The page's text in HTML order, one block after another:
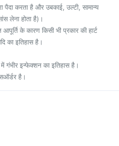
पैदा करता है और उबकाई, उल्टी, सामान्य
लेना होता है)।
के कारण किसी भी प्रकार की हार्ट
का इतिहास है।
गंभीर इन्फेक्शन का इतिहास है।
है।